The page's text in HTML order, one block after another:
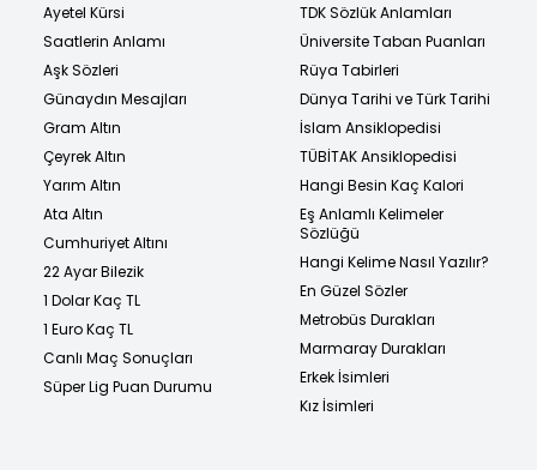
Ayetel Kürsi
Saatlerin Anlamı
Aşk Sözleri
Günaydın Mesajları
Gram Altın
Çeyrek Altın
Yarım Altın
Ata Altın
Cumhuriyet Altını
22 Ayar Bilezik
1 Dolar Kaç TL
1 Euro Kaç TL
Canlı Maç Sonuçları
Süper Lig Puan Durumu
TDK Sözlük Anlamları
Üniversite Taban Puanları
Rüya Tabirleri
Dünya Tarihi ve Türk Tarihi
İslam Ansiklopedisi
TÜBİTAK Ansiklopedisi
Hangi Besin Kaç Kalori
Eş Anlamlı Kelimeler
Sözlüğü
Hangi Kelime Nasıl Yazılır?
En Güzel Sözler
Metrobüs Durakları
Marmaray Durakları
Erkek İsimleri
Kız İsimleri